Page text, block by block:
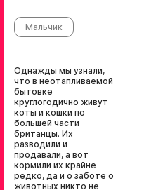
Мальчик
Однажды мы узнали,
что в неотапливаемой
бытовке
круглогодично живут
коты и кошки по
большей части
британцы. Их
разводили и
продавали, а вот
кормили их крайне
редко, да и о заботе о
животных никто не